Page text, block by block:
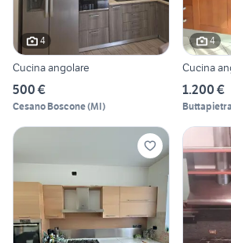
4
Cucina angolare
500 €
Cesano Boscone(MI)
4
Cucina
1.200 €
Buttapietra